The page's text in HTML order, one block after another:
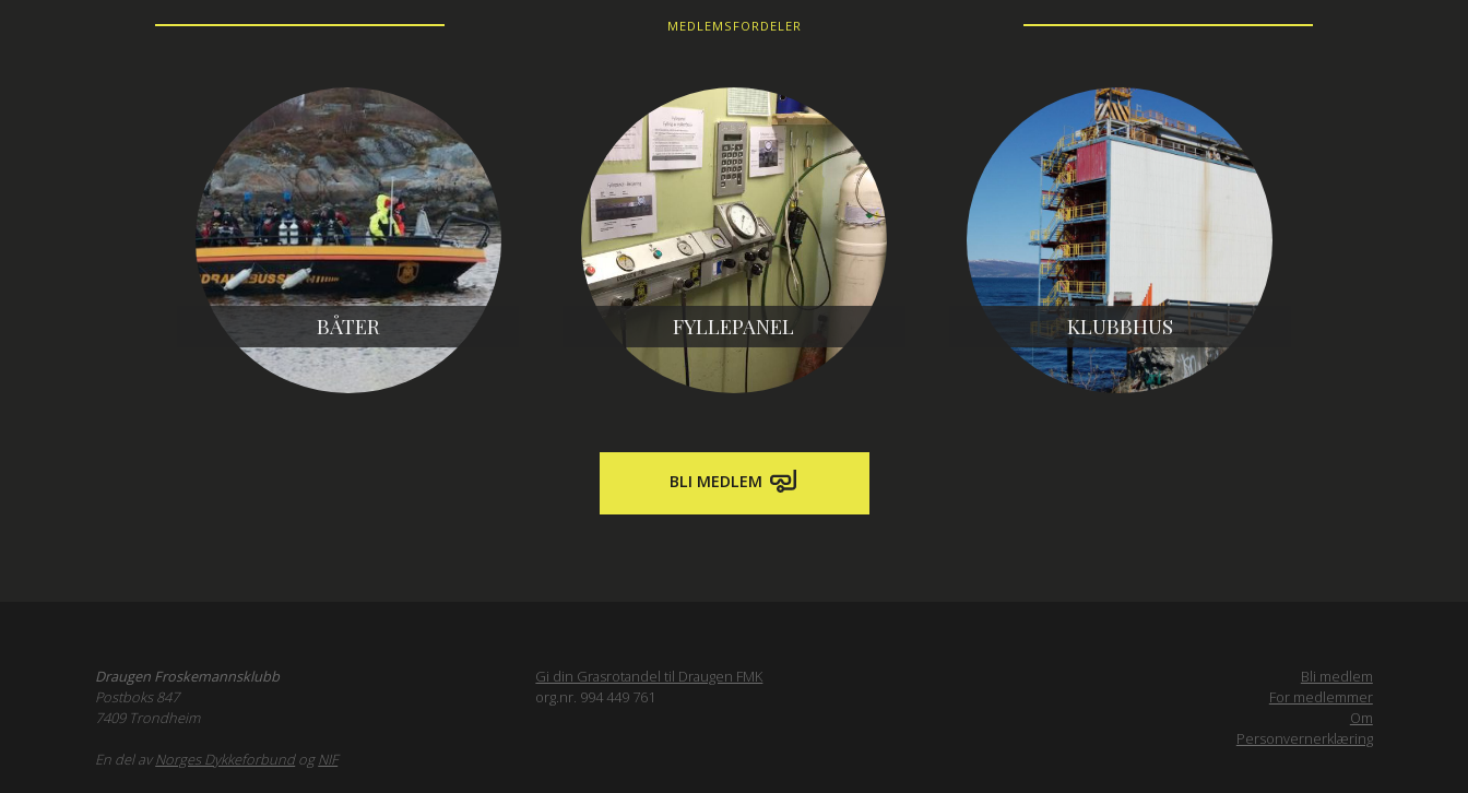
MEDLEMSFORDELER
BÅTER FYLLEPANEL KLUBBHUS
BLI MEDLEM
Draugen Froskemannsklubb
Postboks 847
7409 Trondheim
En del avNorges DykkeforbundogNIF
Gi din Grasrotandel til Draugen FMK
org.nr. 994 449 761
Bli medlem
For medlemmer
Om
Personvernerklæring